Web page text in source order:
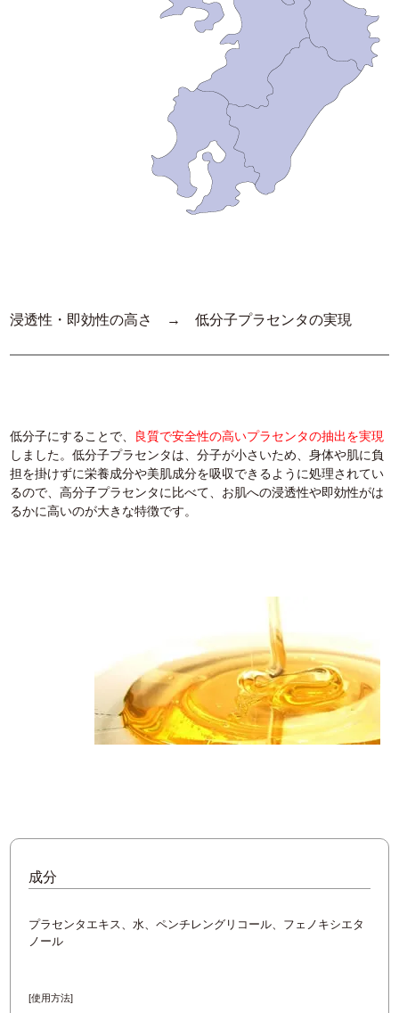
浸透性・即効性の高さ → 低分子プラセンタの実現
低分子にすることで、
良質で安全性の高いプラセンタの抽出を実現
しました。低分子プラセンタは、分子が小さいため、身体や肌に負
担を掛けずに栄養成分や美肌成分を吸収できるように処理されてい
るので、高分子プラセンタに比べて、お肌への浸透性や即効性がは
るかに高いのが大きな特徴です。
成分
プラセンタエキス、水、ペンチレングリコール、フェノキシエタ
ノール
[使用方法]